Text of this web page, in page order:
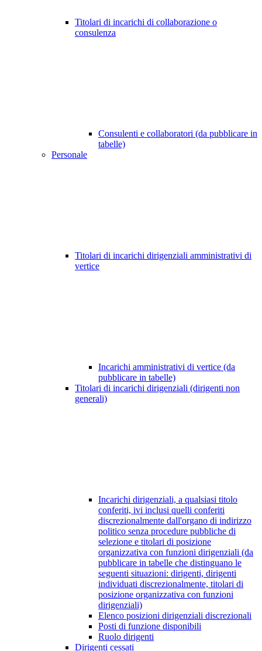
Titolari di incarichi di collaborazione o
consulenza
Consulenti e collaboratori (da pubblicare in
tabelle)
Personale
Titolari di incarichi dirigenziali amministrativi di
vertice
Incarichi amministrativi di vertice (da
pubblicare in tabelle)
Titolari di incarichi dirigenziali (dirigenti non
generali)
Incarichi dirigenziali, a qualsiasi titolo
conferiti, ivi inclusi quelli conferiti
discrezionalmente dall'organo di indirizzo
politico senza procedure pubbliche di
selezione e titolari di posizione
organizzativa con funzioni dirigenziali (da
pubblicare in tabelle che distinguano le
seguenti situazioni: dirigenti, dirigenti
individuati discrezionalmente, titolari di
posizione organizzativa con funzioni
dirigenziali)
Elenco posizioni dirigenziali discrezionali
Posti di funzione disponibili
Ruolo dirigenti
Dirigenti cessati